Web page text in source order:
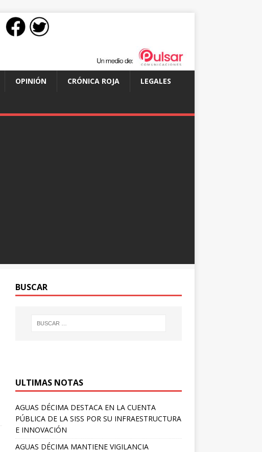
OPINIÓN CRÓNICA ROJA LEGALES
BUSCAR
ULTIMAS NOTAS
AGUAS DÉCIMA DESTACA EN LA CUENTA
PÚBLICA DE LA SISS POR SU INFRAESTRUCTURA
E INNOVACIÓN
AGUAS DÉCIMA MANTIENE VIGILANCIA